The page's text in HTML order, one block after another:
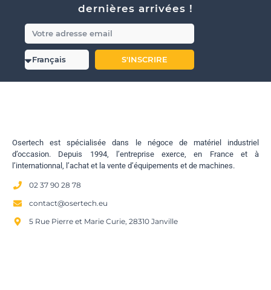
dernières arrivées !
S'INSCRIRE
Osertech est spécialisée dans le négoce de matériel industriel
d’occasion. Depuis 1994, l’entreprise exerce, en France et à
l’internationnal, l’achat et la vente d’équipements et de machines.
02 37 90 28 78
contact@osertech.eu
5 Rue Pierre et Marie Curie, 28310 Janville